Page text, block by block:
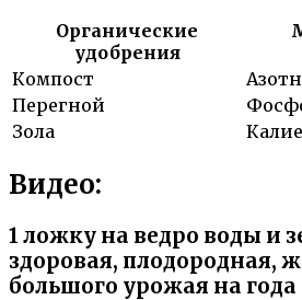
Органические
удобрения
Компост
Перегной
Зола
Видео:
1 ложку на ведро воды и
здоровая, плодородная,
большого урожая на года